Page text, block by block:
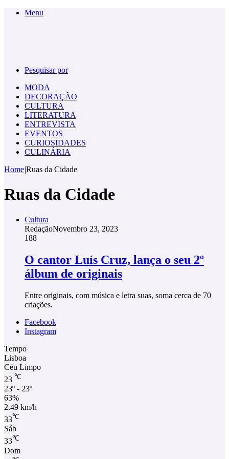
Menu
Pesquisar por
MODA
DECORAÇÃO
CULTURA
LITERATURA
ENTREVISTA
EVENTOS
CURIOSIDADES
CULINÁRIA
Home|Ruas da Cidade
Ruas da Cidade
Cultura
RedaçãoNovembro 23, 2023
188
O cantor Luís Cruz, lança o seu 2º
álbum de originais
Entre originais, com música e letra suas, soma cerca de 70
criações.
Facebook
Instagram
Tempo
Lisboa
Céu Limpo
23 ℃
23º - 23º
63%
2.49 km/h
33℃
Sáb
33℃
Dom